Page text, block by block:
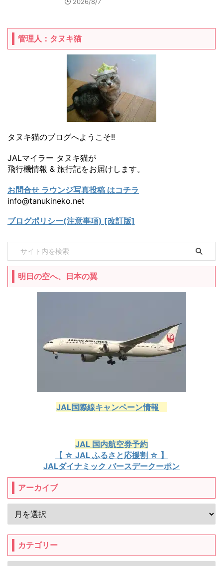
管理人：タヌキ猫
タヌキ猫のブログへようこそ!!
JALマイラー タヌキ猫が
飛行機情報 & 旅行記をお届けします。
お問合せ ラウンジ写真投稿 はコチラ
info@tanukineko.net
ブログポリシー(注意事項) [改訂版]
明日の空へ、日本の翼
JAL国際線キャンペーン情報
JAL 国内航空券予約
【 ☆ JAL ふるさと応援割 ☆ 】
JALダイナミック バースデークーポン
アーカイブ
カテゴリー